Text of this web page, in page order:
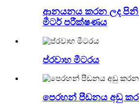
ආනයනය කරන ලද
මීටර් පරීක්ෂණය
ප්රවාහ මීටරය
පෙරහන් පීඩනය අඩු